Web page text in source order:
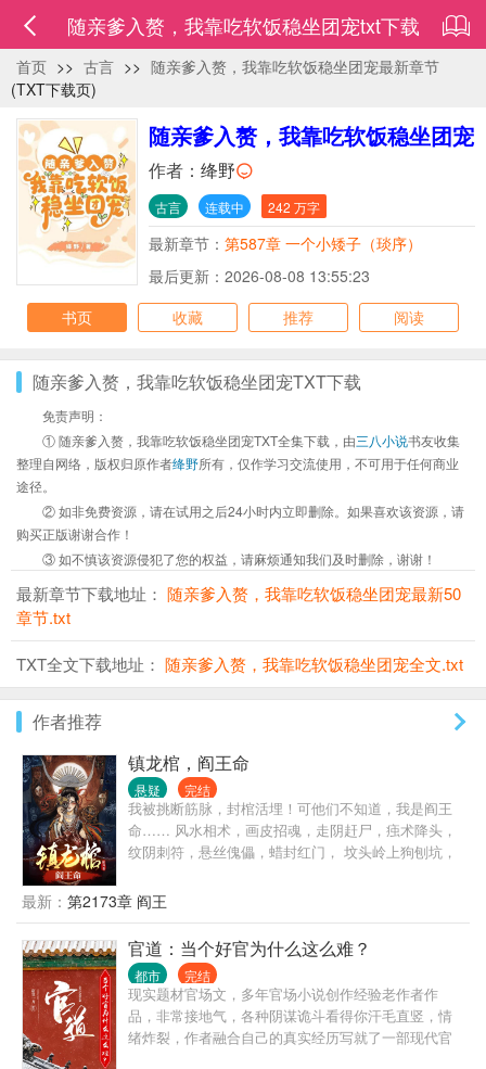
随亲爹入赘，我靠吃软饭稳坐团宠txt下载
首页 >> 古言 >> 随亲爹入赘，我靠吃软饭稳坐团宠最新章节
(TXT下载页)
随亲爹入赘，我靠吃软饭稳坐团宠
作者： 绛野
古言 连载中 242 万字
最新章节： 第587章 一个小矮子（琰序）
最后更新：2026-08-08 13:55:23
书页
收藏 推荐 阅读
随亲爹入赘，我靠吃软饭稳坐团宠TXT下载
免责声明：
① 随亲爹入赘，我靠吃软饭稳坐团宠TXT全集下载，由三八小说书友收集
整理自网络，版权归原作者绛野所有，仅作学习交流使用，不可用于任何商业
途径。
② 如非免费资源，请在试用之后24小时内立即删除。如果喜欢该资源，请
购买正版谢谢合作！
③ 如不慎该资源侵犯了您的权益，请麻烦通知我们及时删除，谢谢！
最新章节下载地址： 随亲爹入赘，我靠吃软饭稳坐团宠最新50
章节.txt
TXT全文下载地址： 随亲爹入赘，我靠吃软饭稳坐团宠全文.txt
作者推荐
镇龙棺，阎王命
悬疑 完结
我被挑断筋脉，封棺活埋！可他们不知道，我是阎王
命…… 风水相术，画皮招魂，走阴赶尸，痋术降头，
纹阴刺符，悬丝傀儡，蜡封红门， 坟头岭上狗刨坑，
兵， 纸扎客不点活人，二皮匠炼缝皮针，苗疆养蛊，
南洋养小鬼…
最新： 第2173章 阎王
官道：当个好官为什么这么难？
都市 完结
现实题材官场文，多年官场小说创作经验老作者作
品，非常接地气，各种阴谋诡斗看得你汗毛直竖，情
绪炸裂，作者融合自己的真实经历写就了一部现代官